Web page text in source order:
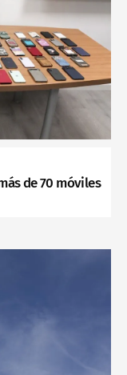
de 70 móviles